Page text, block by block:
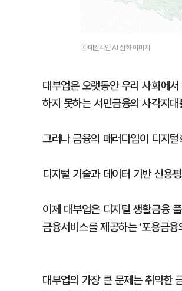
ⓒ데일리안 AI 삽화 이미지
대부업은 오랫동안 우리 사회에
하지 못하는 서민금융의 사각지
그러나 금융의 패러다임이 디지
디지털 기술과 데이터 기반 신용
이제 대부업은 디지털 생활금융
금융서비스를 제공하는 '포용금
대부업의 가장 큰 문제는 취약한